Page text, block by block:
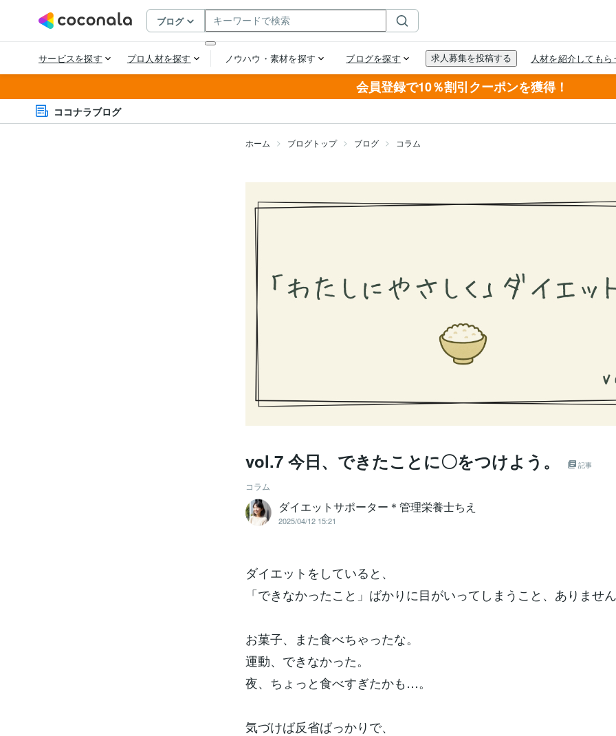
会員登録で10％割引クーポンを獲得！
ココナラブログ
ホーム ブログトップ ブログ コラム
vol.7 今日、できたことに〇をつけよう。 記事
コラム
ダイエットサポーター＊管理栄養士ちえ
2025/04/12 15:21
ダイエットをしていると、
「できなかったこと」ばかりに目がいってしまうこと、ありませ
お菓子、また食べちゃったな。
運動、できなかった。
夜、ちょっと食べすぎたかも…。
気づけば反省ばっかりで、